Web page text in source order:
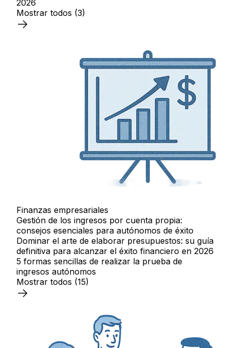
2026
Mostrar todos (3)
Finanzas empresariales
Gestión de los ingresos por cuenta propia:
consejos esenciales para autónomos de éxito
Dominar el arte de elaborar presupuestos: su guía
definitiva para alcanzar el éxito financiero en 2026
5 formas sencillas de realizar la prueba de
ingresos autónomos
Mostrar todos (15)